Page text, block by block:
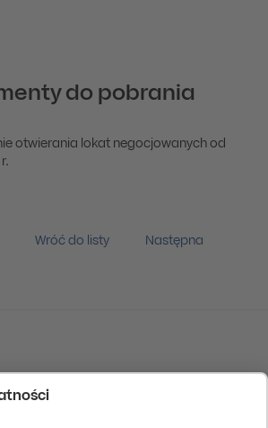
do pobrania
otwierania lokat negocjowanych od
Wróć do listy Następna